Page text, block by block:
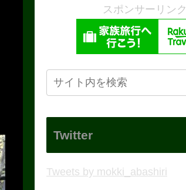
スポンサーリンク
Twitter
Tweets by mokki_abashiri